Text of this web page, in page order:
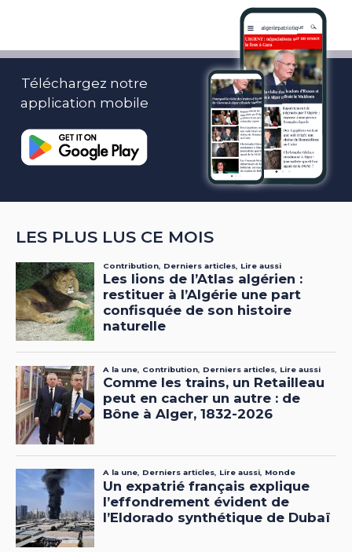
Téléchargez notre
application mobile
LES PLUS LUS CE MOIS